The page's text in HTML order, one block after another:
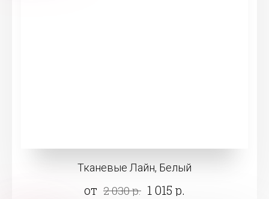
Тканевые Лайн, Белый
от 2 030 р. 1 015 р.